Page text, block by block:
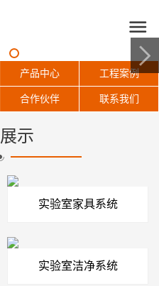
产品中心 工程案例
合作伙伴 联系我们
示
实验室家具系统
实验室洁净系统